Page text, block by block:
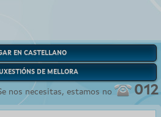
EN CASTELLANO
DE MELLORA
nos necesitas, estamos no 012